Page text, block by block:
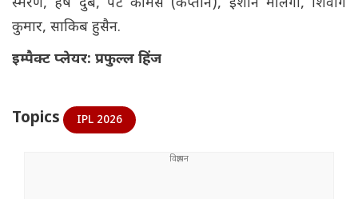
स्मरण, हर्ष दुबे, पैट कमिंस (कप्तान), ईशान मलिंगा, शिवांग
कुमार, साकिब हुसैन.
इम्पैक्ट प्लेयर: प्रफुल्ल हिंज
Topics IPL 2026